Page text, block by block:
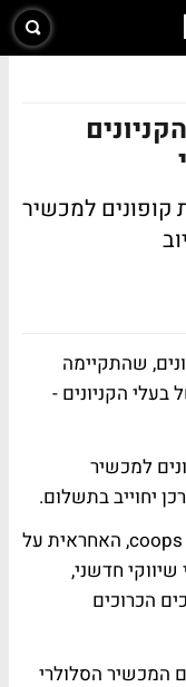
למכשיר
שהתקיימה
הקניונים -
למכשיר
יחוייב בתשלום.
לדברי אוהד פרי, מנכ"ל משותף בחברת coops, האחראית על
חדשני,
הכרוכים
המכשיר הסלולרי